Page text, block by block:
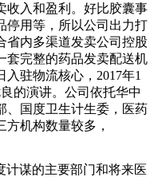
收入和盈利。好比胶囊事
停用等，所以公司出力打
省内多渠道发卖公司控股
套完整的药品发卖配送机
驻物流核心，2017年1
的演讲。公司依托华中
、国度卫生计生委，医药
机构数量较多，
计谋的主要部门和将来医